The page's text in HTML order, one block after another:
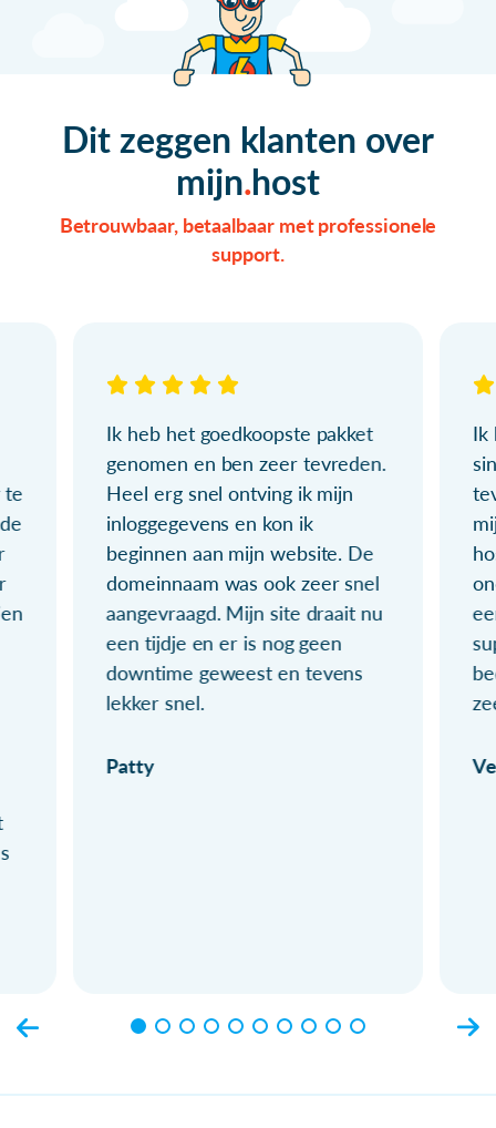
Dit zeggen klanten over
mijn host
Betrouwbaar, betaalbaar met professionele
support.
te
Ik heb het goedkoopste pakket
genomen en ben zeer tevreden.
Heel erg snel ontving ik mijn
inloggegevens en kon ik
beginnen aan mijn website. De
domeinnaam was ook zeer snel
aangevraagd. Mijn site draait nu
een tijdje en er is nog geen
downtime geweest en tevens
lekker snel.
Patty
Ik